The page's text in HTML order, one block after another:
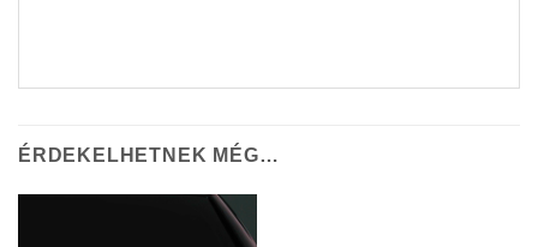
ÉRDEKELHETNEK MÉG…